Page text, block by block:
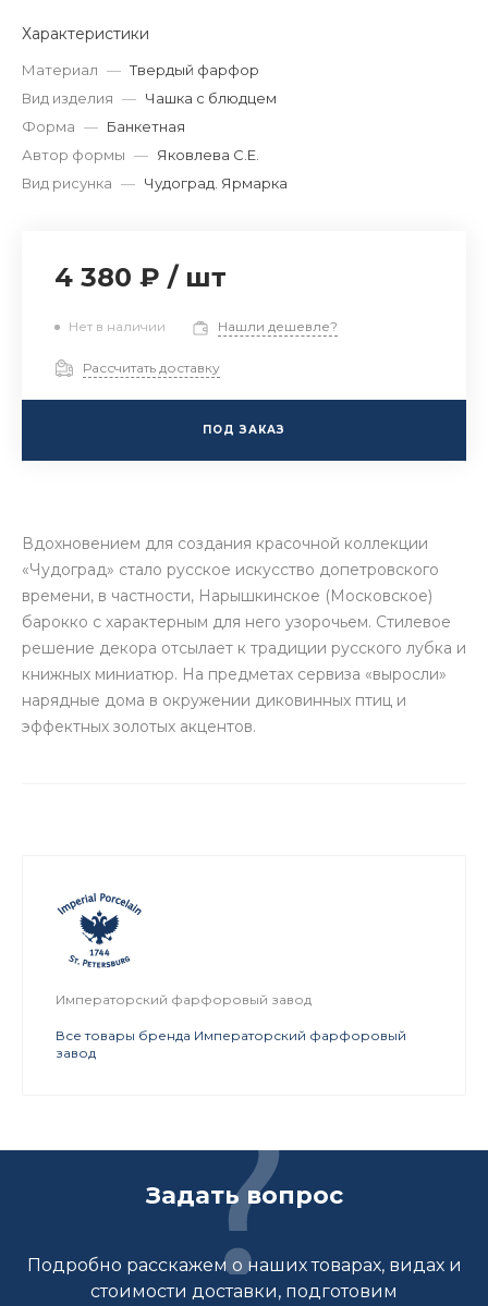
Характеристики
Материал — Твердый фарфор
Вид изделия — Чашка с блюдцем
Форма — Банкетная
Автор формы — Яковлева С.Е.
Вид рисунка — Чудоград. Ярмарка
4 380 ₽ / шт
Нет в наличии Нашли дешевле?
Рассчитать доставку
ПОД ЗАКАЗ
Вдохновением для создания красочной коллекции
«Чудоград» стало русское искусство допетровского
времени, в частности, Нарышкинское (Московское)
барокко с характерным для него узорочьем. Стилевое
решение декора отсылает к традиции русского лубка и
книжных миниатюр. На предметах сервиза «выросли»
нарядные дома в окружении диковинных птиц и
эффектных золотых акцентов.
Императорский фарфоровый завод
Все товары бренда Императорский фарфоровый
завод
Задать вопрос
Подробно расскажем о наших товарах, видах и
стоимости доставки, подготовим